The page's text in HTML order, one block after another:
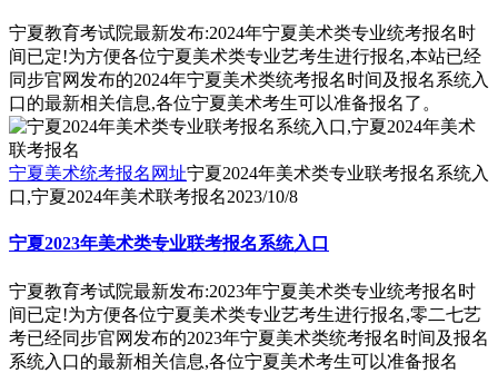
宁夏教育考试院最新发布:2024年宁夏美术类专业统考报名时
间已定!为方便各位宁夏美术类专业艺考生进行报名,本站已经
同步官网发布的2024年宁夏美术类统考报名时间及报名系统入
口的最新相关信息,各位宁夏美术考生可以准备报名了。
宁夏美术统考报名网址宁夏2024年美术类专业联考报名系统入
口,宁夏2024年美术联考报名2023/10/8
宁夏2023年美术类专业联考报名系统入口
宁夏教育考试院最新发布:2023年宁夏美术类专业统考报名时
间已定!为方便各位宁夏美术类专业艺考生进行报名,零二七艺
考已经同步官网发布的2023年宁夏美术类统考报名时间及报名
系统入口的最新相关信息,各位宁夏美术考生可以准备报名